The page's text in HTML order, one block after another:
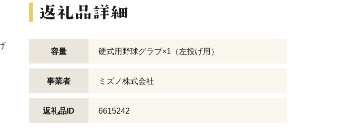
容量 硬式用野球グラブ×1（左投げ用）
事業者 ミズノ株式会社
返礼品ID 6615242